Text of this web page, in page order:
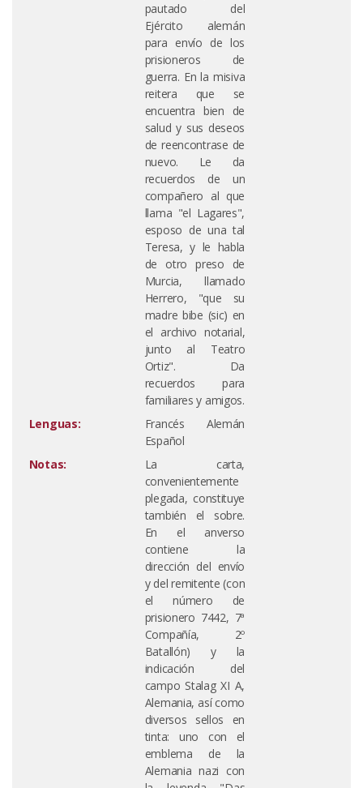
pautado del
Ejército alemán
para envío de los
prisioneros de
guerra. En la misiva
reitera que se
encuentra bien de
salud y sus deseos
de reencontrase de
nuevo. Le da
recuerdos de un
compañero al que
llama "el Lagares",
esposo de una tal
Teresa, y le habla
de otro preso de
Murcia, llamado
Herrero, "que su
madre bibe (sic) en
el archivo notarial,
junto al Teatro
Ortiz". Da
recuerdos para
familiares y amigos.
Lenguas:
Francés Alemán
Español
Notas:
La carta,
convenientemente
plegada, constituye
también el sobre.
En el anverso
contiene la
dirección del envío
y del remitente (con
el número de
prisionero 7442, 7ª
Compañía, 2º
Batallón) y la
indicación del
campo Stalag XI A,
Alemania, así como
diversos sellos en
tinta: uno con el
emblema de la
Alemania nazi con